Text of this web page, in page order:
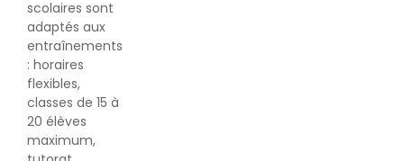
scolaires sont
adaptés aux
entraînements
: horaires
flexibles,
classes de 15 à
20 élèves
maximum,